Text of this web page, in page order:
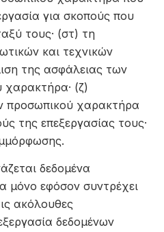
για σκοπούς που
τους· (στ) τη
και τεχνικών
της ασφάλειας των
χαρακτήρα· (ζ)
προσωπικού χαρακτήρα
της επεξεργασίας τους·
δεδομένα
μόνο εφόσον συντρέχει
ακόλουθες
δεδομένων